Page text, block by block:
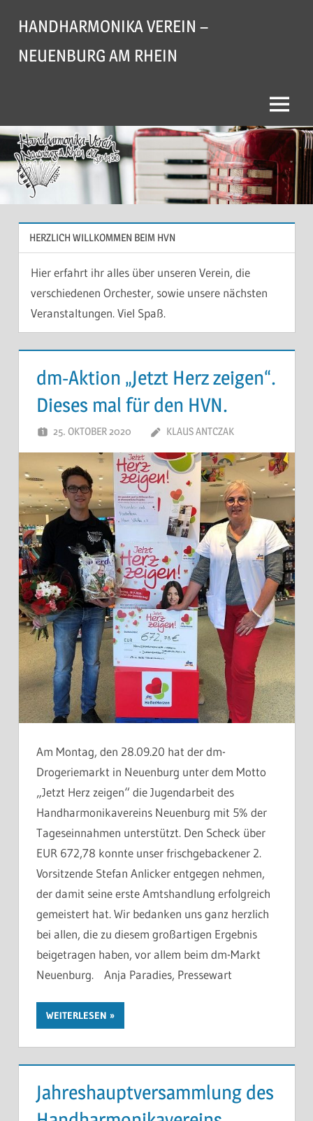
Inhalt
springen
HANDHARMONIKA VEREIN –
NEUENBURG AM RHEIN
Menü
HERZLICH WILLKOMMEN BEIM HVN
Hier erfahrt ihr alles über unseren Verein, die
verschiedenen Orchester, sowie unsere nächsten
Veranstaltungen. Viel Spaß.
dm-Aktion „Jetzt Herz zeigen“.
Dieses mal für den HVN.
25. OKTOBER 2020 KLAUS ANTCZAK
Am Montag, den 28.09.20 hat der dm-
Drogeriemarkt in Neuenburg unter dem Motto
„Jetzt Herz zeigen“ die Jugendarbeit des
Handharmonikavereins Neuenburg mit 5% der
Tageseinnahmen unterstützt. Den Scheck über
EUR 672,78 konnte unser frischgebackener 2.
Vorsitzende Stefan Anlicker entgegen nehmen,
der damit seine erste Amtshandlung erfolgreich
gemeistert hat. Wir bedanken uns ganz herzlich
bei allen, die zu diesem großartigen Ergebnis
beigetragen haben, vor allem beim dm-Markt
Neuenburg. Anja Paradies, Pressewart
WEITERLESEN
Jahreshauptversammlung des